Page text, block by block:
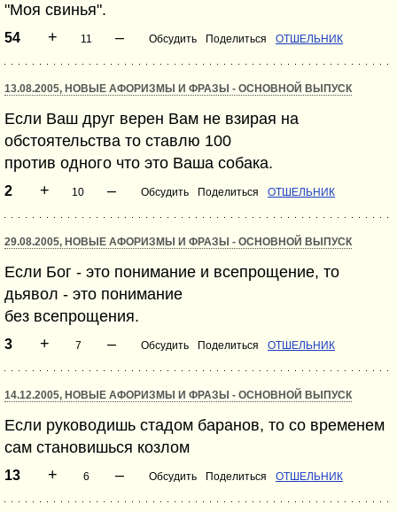
"Моя свинья".
54 + 11 – Обсудить Поделиться ОТШЕЛЬНИК
13.08.2005, НОВЫЕ АФОРИЗМЫ И ФРАЗЫ - ОСНОВНОЙ ВЫПУСК
Если Ваш друг верен Вам не взирая на
обстоятельства то ставлю 100
против одного что это Ваша собака.
2 + 10 – Обсудить Поделиться ОТШЕЛЬНИК
29.08.2005, НОВЫЕ АФОРИЗМЫ И ФРАЗЫ - ОСНОВНОЙ ВЫПУСК
Если Бог - это понимание и всепрощение, то
дьявол - это понимание
без всепрощения.
3 + 7 – Обсудить Поделиться ОТШЕЛЬНИК
14.12.2005, НОВЫЕ АФОРИЗМЫ И ФРАЗЫ - ОСНОВНОЙ ВЫПУСК
Если руководишь стадом баранов, то со временем
сам становишься козлом
13 + 6 – Обсудить Поделиться ОТШЕЛЬНИК